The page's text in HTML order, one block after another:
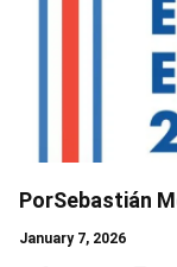
PorSebastián
January 7, 2026